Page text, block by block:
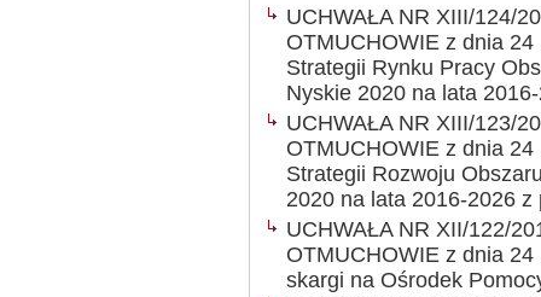
UCHWAŁA NR XIII/124/
OTMUCHOWIE z dnia
Strategii Rynku Pracy
Nyskie 2020 na lata
UCHWAŁA NR XIII/123/
OTMUCHOWIE z dnia
Strategii Rozwoju
2020 na lata 2016-2026
UCHWAŁA NR XII/122/
OTMUCHOWIE z dnia
skargi na Ośrodek